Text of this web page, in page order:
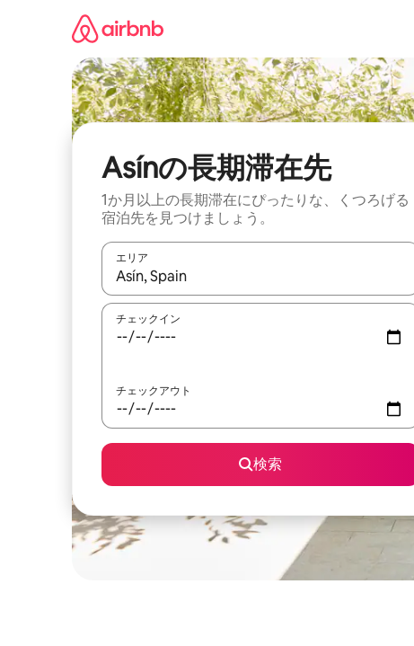
Asínの長期滞在先
1か月以上の長期滞在にぴったりな、くつろげる
宿泊先を見つけましょう。
エリア
検索結果が表示されたら、上下の矢印キーを使って
チェックイン
チェックアウト
検索